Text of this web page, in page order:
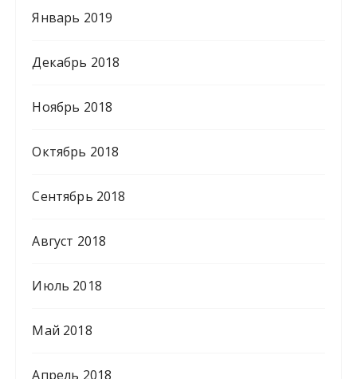
Январь 2019
Декабрь 2018
Ноябрь 2018
Октябрь 2018
Сентябрь 2018
Август 2018
Июль 2018
Май 2018
Апрель 2018